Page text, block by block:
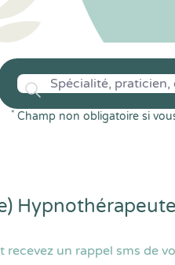
* Champ non obligatoire si
recevez un rappel sms de